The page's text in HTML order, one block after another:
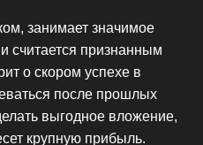
занимает значимое
считается признанным
о скором успехе в
после прошлых
выгодное вложение,
крупную прибыль.